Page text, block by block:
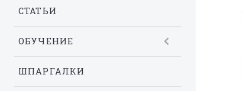
СТАТЬИ
ОБУЧЕНИЕ
ШПАРГАЛКИ